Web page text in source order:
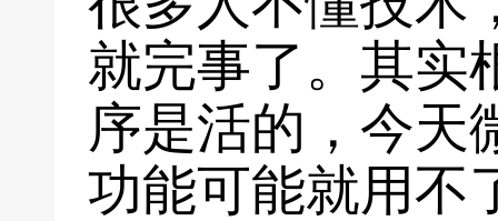
就完事了。其实
序是活的，今天
功能可能就用不